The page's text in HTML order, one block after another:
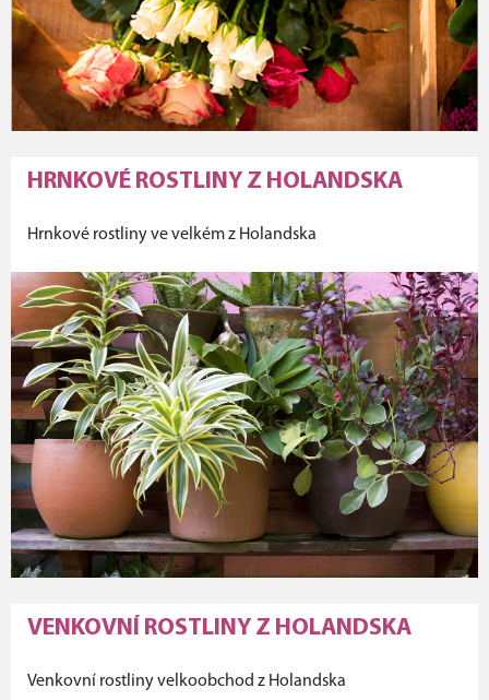
HRNKOVÉ ROSTLINY Z HOLANDSKA
Hrnkové rostliny ve velkém z Holandska
VENKOVNÍ ROSTLINY Z HOLANDSKA
Venkovní rostliny velkoobchod z Holandska